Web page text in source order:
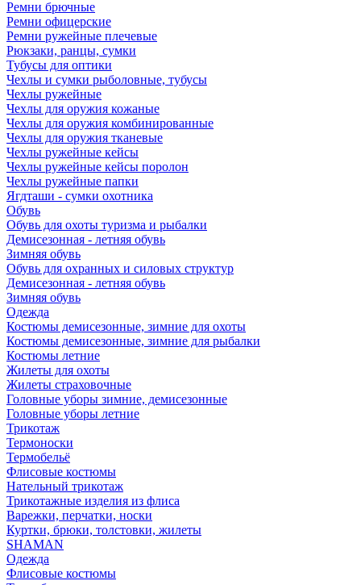
Ремни брючные
Ремни офицерские
Ремни ружейные плечевые
Рюкзаки, ранцы, сумки
Тубусы для оптики
Чехлы и сумки рыболовные, тубусы
Чехлы ружейные
Чехлы для оружия кожаные
Чехлы для оружия комбинированные
Чехлы для оружия тканевые
Чехлы ружейные кейсы
Чехлы ружейные кейсы поролон
Чехлы ружейные папки
Ягдташи - сумки охотника
Обувь
Обувь для охоты туризма и рыбалки
Демисезонная - летняя обувь
Зимняя обувь
Обувь для охранных и силовых структур
Демисезонная - летняя обувь
Зимняя обувь
Одежда
Костюмы демисезонные, зимние для охоты
Костюмы демисезонные, зимние для рыбалки
Костюмы летние
Жилеты для охоты
Жилеты страховочные
Головные уборы зимние, демисезонные
Головные уборы летние
Трикотаж
Термоноски
Термобельё
Флисовые костюмы
Нательный трикотаж
Трикотажные изделия из флиса
Варежки, перчатки, носки
Куртки, брюки, толстовки, жилеты
SHAMAN
Одежда
Флисовые костюмы